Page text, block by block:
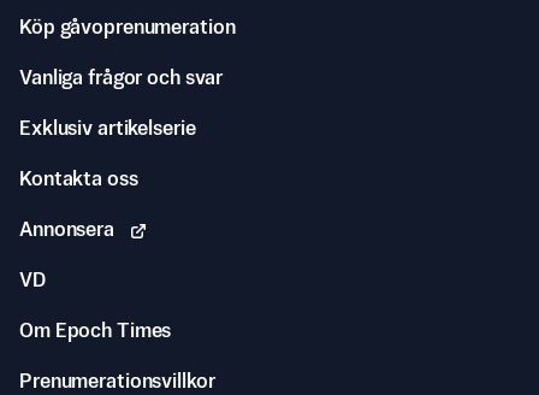
Köp gåvoprenumeration
Vanliga frågor och svar
Exklusiv artikelserie
Kontakta oss
Annonsera
VD
Om Epoch Times
Prenumerationsvillkor